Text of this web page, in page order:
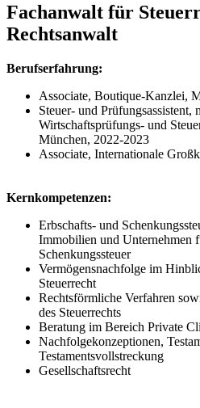
Fachanwalt für
Rechtsanwalt
Berufserfahrung:
Associate, Boutique-Kanzlei,
Steuer- und Prüfungsassistent,
Wirtschaftsprüfungs- und
München, 2022-2023
Associate, Internationale
Kernkompetenzen:
Erbschafts- und
Immobilien und Unternehmen
Schenkungssteuer
Vermögensnachfolge im
Steuerrecht
Rechtsförmliche Verfahren
des Steuerrechts
Beratung im Bereich Private
Nachfolgekonzeptionen,
Testamentsvollstreckung
Gesellschaftsrecht